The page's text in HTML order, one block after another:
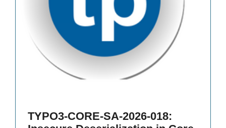
TYPO3-CORE-SA-2026-018: